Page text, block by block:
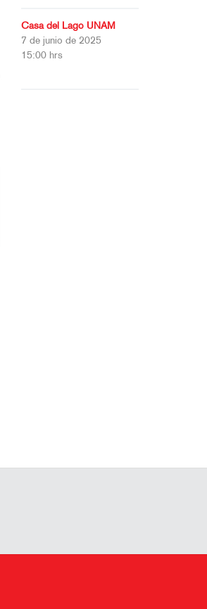
Casa del Lago UNAM
7 de junio de 2025
15:00 hrs